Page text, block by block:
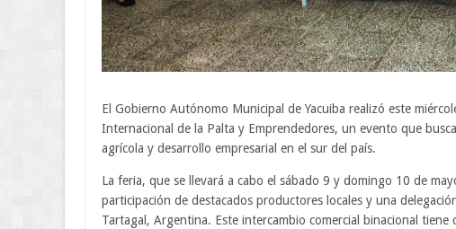
El Gobierno Autónomo Municipal de Yacuiba realizó este
Internacional de la Palta y Emprendedores, un evento que
agrícola y desarrollo empresarial en el sur del país.
La feria, que se llevará a cabo el sábado 9 y domingo 10 de
participación de destacados productores locales y una
Tartagal, Argentina. Este intercambio comercial binacional